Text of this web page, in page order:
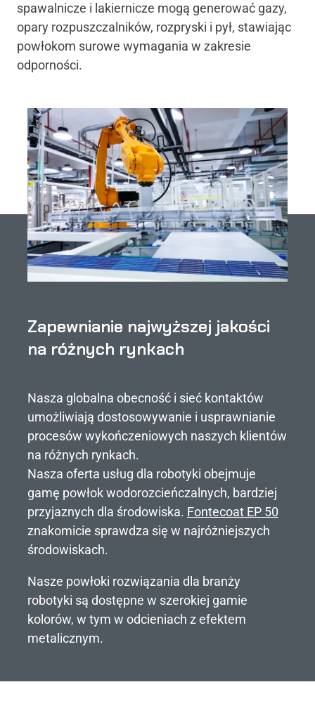
spawalnicze i lakiernicze mogą generować gazy,
opary rozpuszczalników, rozpryski i pył, stawiając
powłokom surowe wymagania w zakresie
odporności.
Zapewnianie najwyższej jakości
na różnych rynkach
Nasza globalna obecność i sieć kontaktów
umożliwiają dostosowywanie i usprawnianie
procesów wykończeniowych naszych klientów
na różnych rynkach​.
Nasza oferta usług dla robotyki obejmuje
gamę powłok wodorozcieńczalnych, bardziej
przyjaznych dla środowiska. Fontecoat EP 50
znakomicie sprawdza się w najróżniejszych
środowiskach.
Nasze powłoki rozwiązania dla branży
robotyki są dostępne w szerokiej gamie
kolorów, w tym w odcieniach z efektem
metalicznym.